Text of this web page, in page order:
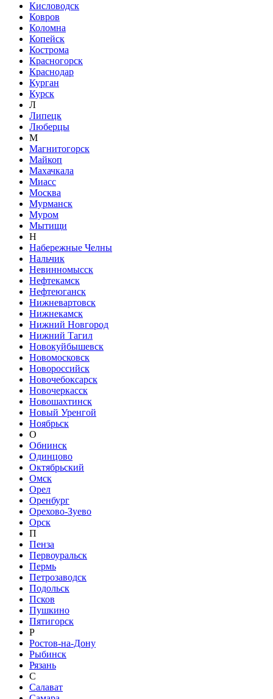
Кисловодск
Ковров
Коломна
Копейск
Кострома
Красногорск
Краснодар
Курган
Курск
Л
Липецк
Люберцы
М
Магнитогорск
Майкоп
Махачкала
Миасс
Москва
Мурманск
Муром
Мытищи
Н
Набережные Челны
Нальчик
Невинномысск
Нефтекамск
Нефтеюганск
Нижневартовск
Нижнекамск
Нижний Новгород
Нижний Тагил
Новокуйбышевск
Новомосковск
Новороссийск
Новочебоксарск
Новочеркасск
Новошахтинск
Новый Уренгой
Ноябрьск
О
Обнинск
Одинцово
Октябрьский
Омск
Орел
Оренбург
Орехово-Зуево
Орск
П
Пенза
Первоуральск
Пермь
Петрозаводск
Подольск
Псков
Пушкино
Пятигорск
Р
Ростов-на-Дону
Рыбинск
Рязань
С
Салават